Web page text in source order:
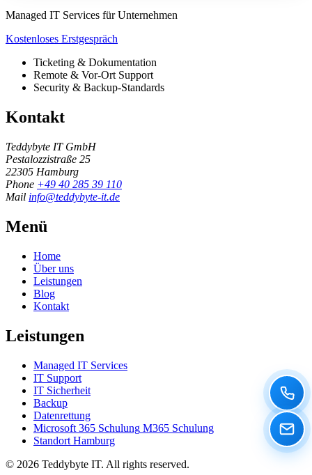
Managed IT Services für Unternehmen
Kostenloses Erstgespräch
Ticketing & Dokumentation
Remote & Vor-Ort Support
Security & Backup-Standards
Kontakt
Teddybyte IT GmbH
Pestalozzistraße 25
22305 Hamburg
Phone +49 40 285 39 110
Mail info@teddybyte-it.de
Menü
Home
Über uns
Leistungen
Blog
Kontakt
Leistungen
Managed IT Services
IT Support
IT Sicherheit
Backup
Datenrettung
Microsoft 365 Schulung M365 Schulung
Standort Hamburg
© 2026 Teddybyte IT. All rights reserved.